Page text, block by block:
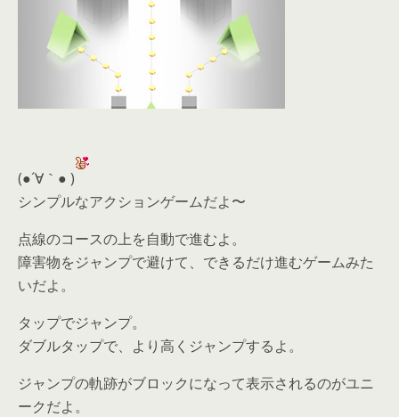
(●´∀｀● )
シンプルなアクションゲームだよ〜
点線のコースの上を自動で進むよ。
障害物をジャンプで避けて、できるだけ進むゲームみた
いだよ。
タップでジャンプ。
ダブルタップで、より高くジャンプするよ。
ジャンプの軌跡がブロックになって表示されるのがユニ
ークだよ。